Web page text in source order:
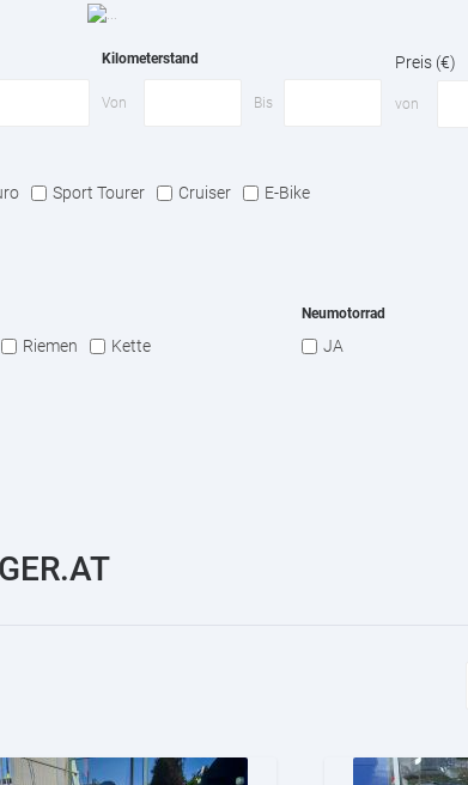
Kilometerstand
Von Bis
Preis (€)
von
Sport Tourer Cruiser E-Bike
Riemen Kette
Neumotorrad
JA